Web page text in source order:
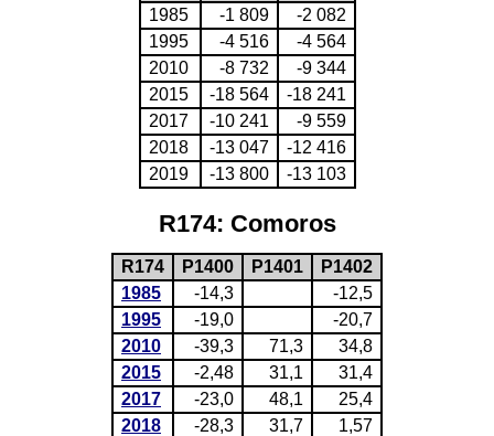
1985
-1 809
-2 082
1995
-4 516
-4 564
2010
-8 732
-9 344
2015
-18 564
-18 241
2017
-10 241
-9 559
2018
-13 047
-12 416
2019
-13 800 -13 103
R174: Comoros
R174 P1400 P1401
P1402
1985
-14,3
-12,5
1995
-19,0
-20,7
2010
-39,3 71,3
34,8
2015
-2,48 31,1
31,4
2017
-23,0 48,1
25,4
2018
-28,3 31,7 1,57